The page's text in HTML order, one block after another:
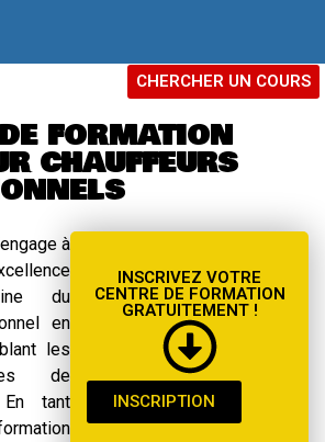
CHERCHER UN COURS
FORMATION
CHAUFFEURS
à
du
en
les
de
En tant
INSCRIVEZ VOTRE
CENTRE DE FORMATION
GRATUITEMENT !
INSCRIPTION